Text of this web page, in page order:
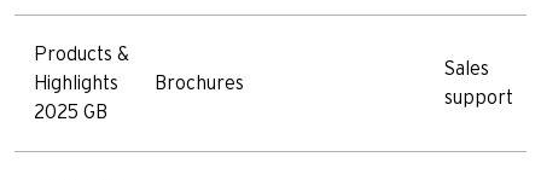
Products &
Highlights
2025 GB
Brochures
Sales
support